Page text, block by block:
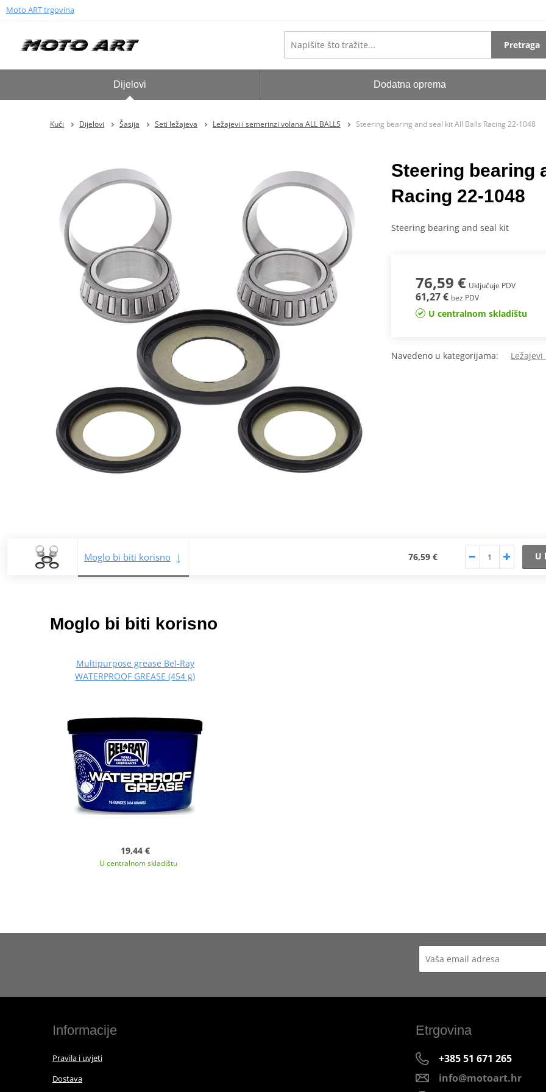
Moto ART trgovina
Pretraga
Dijelovi Dodatna oprema
Kući Dijelovi Šasija Seti ležajeva Ležajevi i semerinzi volana ALL BALLS Steering bearing and seal kit All Balls Racing 22-1048
Steering bearing
Racing 22-1048
Steering bearing and seal kit
76,59 € Uključuje PDV
61,27 € bez PDV
U centralnom skladištu
Navedeno u kategorijama: Ležajevi
Moglo bi biti korisno 76,59 € U
Moglo bi biti korisno
Multipurpose grease Bel-Ray
WATERPROOF GREASE (454 g)
19,44 €
U centralnom skladištu
Informacije
Pravila i uvjeti
Dostava
Etrgovina
+385 51 671 265
info@motoart.hr